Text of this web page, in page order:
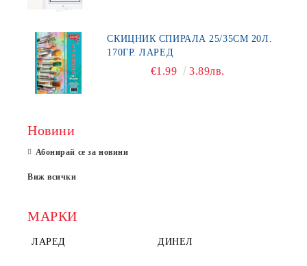
СКИЦНИК СПИРАЛА 25/35СМ 20Л.
170ГР. ЛАРЕД
€1.99 3.89лв.
Новини
Абонирай се за новини
Виж всички
МАРКИ
ЛАРЕД ДИНЕЛ